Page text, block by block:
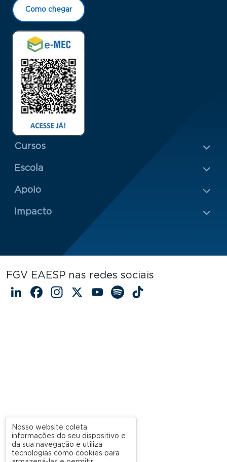
Como chegar
Menu Rodapé 1
Cursos
Escola
Rodapé 2
Apoio
Impacto
FGV EAESP nas redes sociais
LinkedIn
Facebook
Instagram
X YouTube
Spotify
Nosso website coleta
informações do seu dispositivo e
da sua navegação e utiliza
tecnologias como cookies para